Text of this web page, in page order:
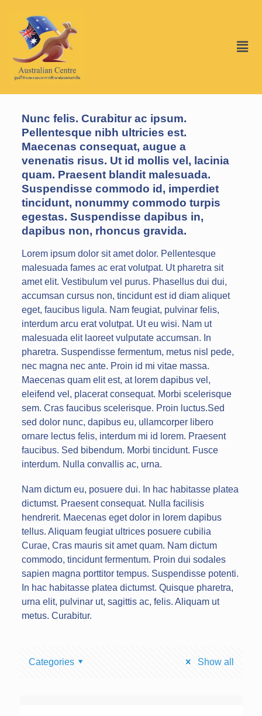
Nunc felis. Curabitur ac ipsum.
Pellentesque nibh ultricies est.
Maecenas consequat, augue a
venenatis risus. Ut id mollis vel, lacinia
quam. Praesent blandit malesuada.
Suspendisse commodo id, imperdiet
tincidunt, nonummy commodo turpis
egestas. Suspendisse dapibus in,
dapibus non, rhoncus gravida.
Lorem ipsum dolor sit amet dolor. Pellentesque
malesuada fames ac erat volutpat. Ut pharetra sit
amet elit. Vestibulum vel purus. Phasellus dui dui,
accumsan cursus non, tincidunt est id diam aliquet
eget, faucibus ligula. Nam feugiat, pulvinar felis,
interdum arcu erat volutpat. Ut eu wisi. Nam ut
malesuada elit laoreet vulputate accumsan. In
pharetra. Suspendisse fermentum, metus nisl pede,
nec magna nec ante. Proin id mi vitae massa.
Maecenas quam elit est, at lorem dapibus vel,
eleifend vel, placerat consequat. Morbi scelerisque
sem. Cras faucibus scelerisque. Proin luctus.Sed
sed dolor nunc, dapibus eu, ullamcorper libero
ornare lectus felis, interdum mi id lorem. Praesent
faucibus. Sed bibendum. Morbi tincidunt. Fusce
interdum. Nulla convallis ac, urna.
Nam dictum eu, posuere dui. In hac habitasse platea
dictumst. Praesent consequat. Nulla facilisis
hendrerit. Maecenas eget dolor in lorem dapibus
tellus. Aliquam feugiat ultrices posuere cubilia
Curae, Cras mauris sit amet quam. Nam dictum
commodo, tincidunt fermentum. Proin dui sodales
sapien magna porttitor tempus. Suspendisse potenti.
In hac habitasse platea dictumst. Quisque pharetra,
urna elit, pulvinar ut, sagittis ac, felis. Aliquam ut
metus. Curabitur.
Categories Show all